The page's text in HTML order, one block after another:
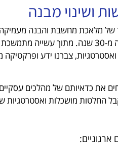
ושינוי מבנה
של מלאכת מחשבת והבנה
לקוחות במסעם העסקי והפיננסי כבר
צברנו ידע ופרקטיקה
את כדאיותם של מהלכים עסקיים
החלטות מושכלות ואסטרטגיות
ארגוניים: